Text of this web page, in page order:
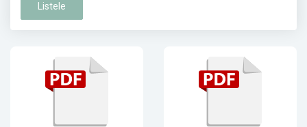
Listele